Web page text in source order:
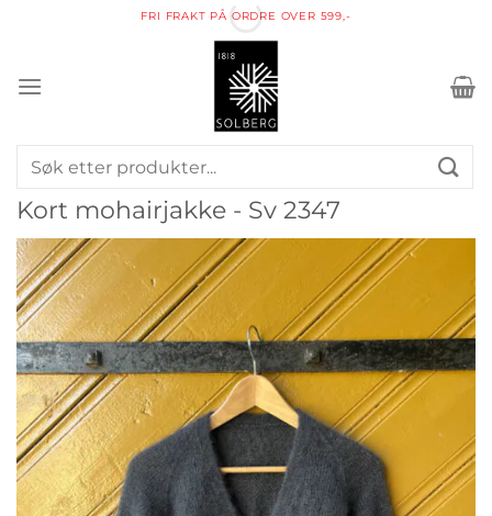
FRI FRAKT PÅ ORDRE OVER 599,-
Søk
etter:
Kort mohairjakke - Sv 2347